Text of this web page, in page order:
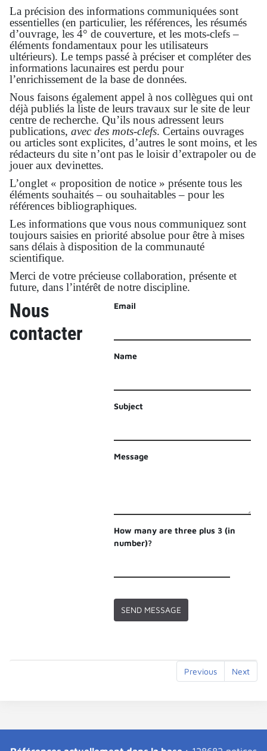
La précision des informations communiquées sont
essentielles (en particulier, les références, les résumés
d’ouvrage, les 4° de couverture, et les mots-clefs –
éléments fondamentaux pour les utilisateurs
ultérieurs). Le temps passé à préciser et compléter des
informations lacunaires est perdu pour
l’enrichissement de la base de données.
Nous faisons également appel à nos collègues qui ont
déjà publiés la liste de leurs travaux sur le site de leur
centre de recherche. Qu’ils nous adressent leurs
publications, avec des mots-clefs. Certains ouvrages
ou articles sont explicites, d’autres le sont moins, et les
rédacteurs du site n’ont pas le loisir d’extrapoler ou de
jouer aux devinettes.
L’onglet « proposition de notice » présente tous les
éléments souhaités – ou souhaitables – pour les
références bibliographiques.
Les informations que vous nous communiquez sont
toujours saisies en priorité absolue pour être à mises
sans délais à disposition de la communauté
scientifique.
Merci de votre précieuse collaboration, présente et
future, dans l’intérêt de notre discipline.
Nous
contacter
Email
Name
Subject
Message
How many are three plus 3 (in
number)?
Previous Next